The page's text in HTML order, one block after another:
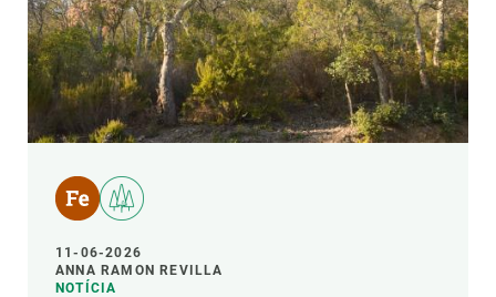
11-06-2026
ANNA RAMON REVILLA
NOTÍCIA